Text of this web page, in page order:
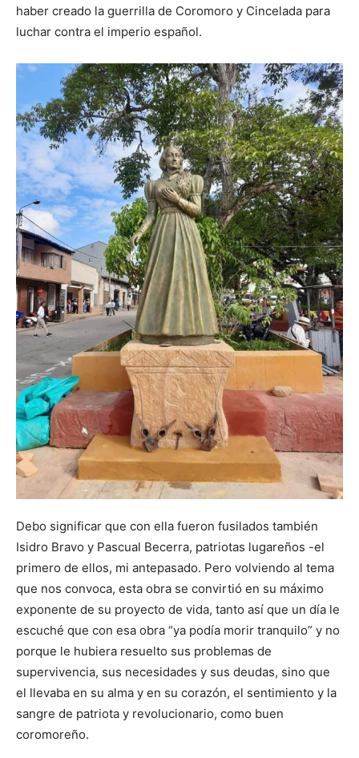
haber creado la guerrilla de Coromoro y Cincelada para
luchar contra el imperio español.
Debo significar que con ella fueron fusilados también
Isidro Bravo y Pascual Becerra, patriotas lugareños -el
primero de ellos, mi antepasado. Pero volviendo al tema
que nos convoca, esta obra se convirtió en su máximo
exponente de su proyecto de vida, tanto así que un día le
escuché que con esa obra “ya podía morir tranquilo” y no
porque le hubiera resuelto sus problemas de
supervivencia, sus necesidades y sus deudas, sino que
el llevaba en su alma y en su corazón, el sentimiento y la
sangre de patriota y revolucionario, como buen
coromoreño.